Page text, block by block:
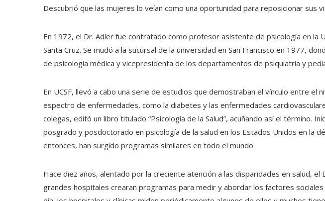
Descubrió que las mujeres lo veían como una oportunidad para reposicionar sus
En 1972, el Dr. Adler fue contratado como profesor asistente de psicología en la
Santa Cruz. Se mudó a la sucursal de la universidad en San Francisco en 1977,
de psicología médica y vicepresidenta de los departamentos de psiquiatría y
En UCSF, llevó a cabo una serie de estudios que demostraban el vínculo entre el
espectro de enfermedades, como la diabetes y las enfermedades
colegas, editó un libro titulado “Psicología de la Salud”, acuñando así el término.
posgrado y posdoctorado en psicología de la salud en los Estados Unidos en la
entonces, han surgido programas similares en todo el mundo.
Hace diez años, alentado por la creciente atención a las disparidades en salud, el
grandes hospitales crearan programas para medir y abordar los factores